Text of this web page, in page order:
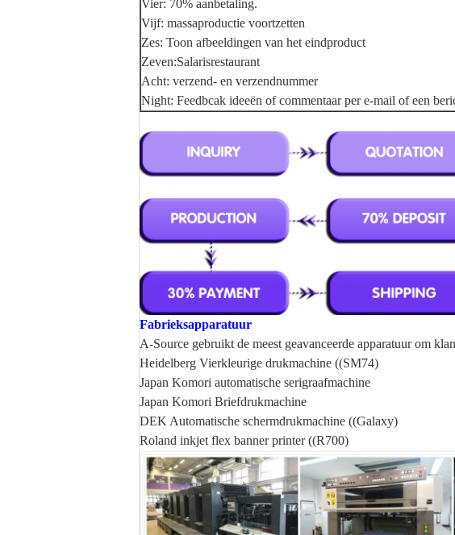
Vier: 70% aanbetaling.
Vijf: massaproductie voortzetten
Zes: Toon afbeeldingen van het eindproduct
Zeven:Salarisrestaurant
Acht: verzend- en verzendnummer
Night: Feedbcak ideeën of commentaar per e-mail of een
Fabrieksapparatuur
A-Source gebruikt de meest geavanceerde apparatuur om
Heidelberg Vierkleurige drukmachine ((SM74)
Japan Komori automatische serigraafmachine
Japan Komori Briefdrukmachine
DEK Automatische schermdrukmachine ((Galaxy)
Roland inkjet flex banner printer ((R700)